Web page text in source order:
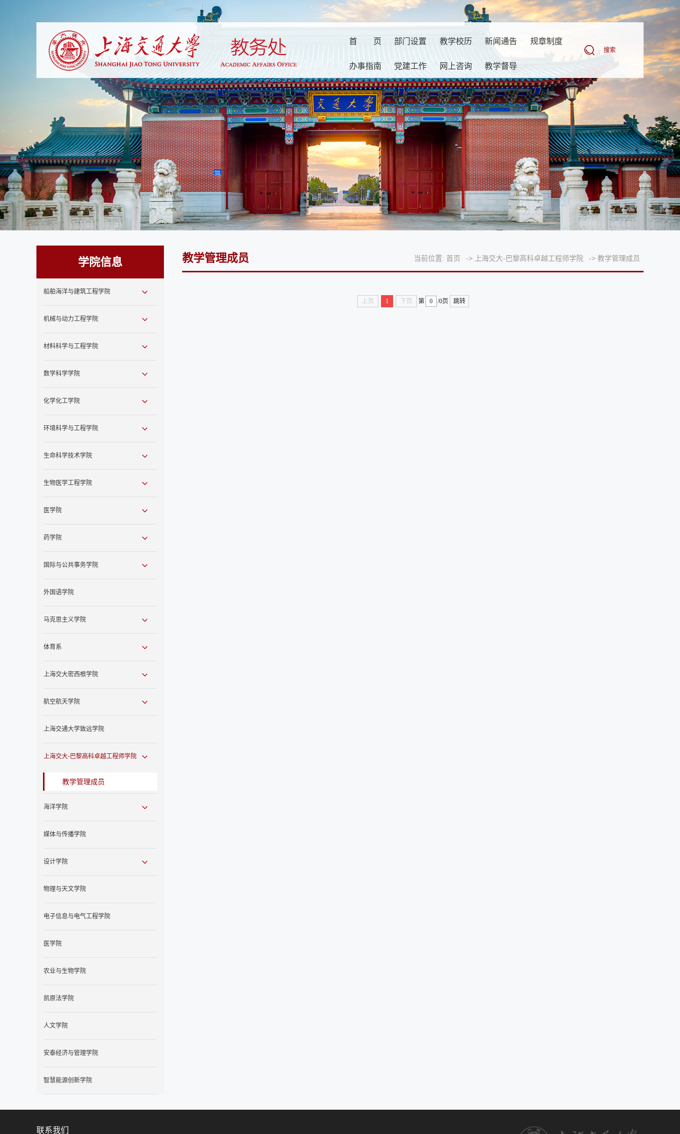
首 页 部门设置 教学校历 新闻通告 规章制度
办事指南 党建工作 网上咨询 教学督导
搜索
学院信息
船舶海洋与建筑工程学院
机械与动力工程学院
材料科学与工程学院
数学科学学院
化学化工学院
环境科学与工程学院
生命科学技术学院
生物医学工程学院
医学院
药学院
国际与公共事务学院
外国语学院
马克思主义学院
体育系
上海交大密西根学院
航空航天学院
上海交通大学致远学院
上海交大-巴黎高科卓越工程师学院
教学管理成员
海洋学院
媒体与传播学院
设计学院
物理与天文学院
电子信息与电气工程学院
医学院
农业与生物学院
凯原法学院
人文学院
安泰经济与管理学院
智慧能源创新学院
教学管理成员 当前位置: 首页 -> 上海交大-巴黎高科卓越工程师学院 -> 教学管理成员
上页 1 下页 第 /0页 跳转
联系我们